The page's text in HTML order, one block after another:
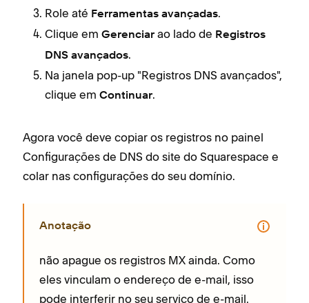
Role até Ferramentas avançadas.
Clique em Gerenciar ao lado de Registros
DNS avançados.
Na janela pop-up "Registros DNS avançados",
clique em Continuar.
Agora você deve copiar os registros no painel
Configurações de DNS do site do Squarespace e
colar nas configurações do seu domínio.
Anotação
não apague os registros MX ainda. Como
eles vinculam o endereço de e-mail, isso
pode interferir no seu serviço de e-mail.